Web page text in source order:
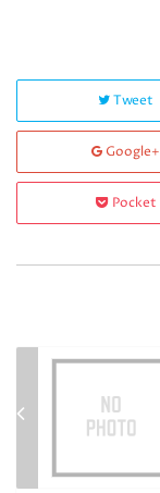
Tweet
Google+
Pocket